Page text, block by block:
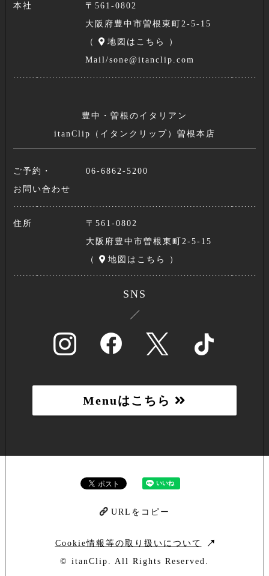
本社
〒561-0802
大阪府豊中市曽根東町2-5-15
（
地図はこちら
）
Mail/sone@itanclip.com
豊中・曽根のイタリアン
itanClip（イタンクリップ）曽根本店
ご予約・
お問い合わせ
06-6862-5200
住所
〒561-0802
大阪府豊中市曽根東町2-5-15
（
地図はこちら ）
SNS
Menuはこちら
URLをコピー
Cookie情報等の取り扱いについて
© itanClip. All Rights Reserved.